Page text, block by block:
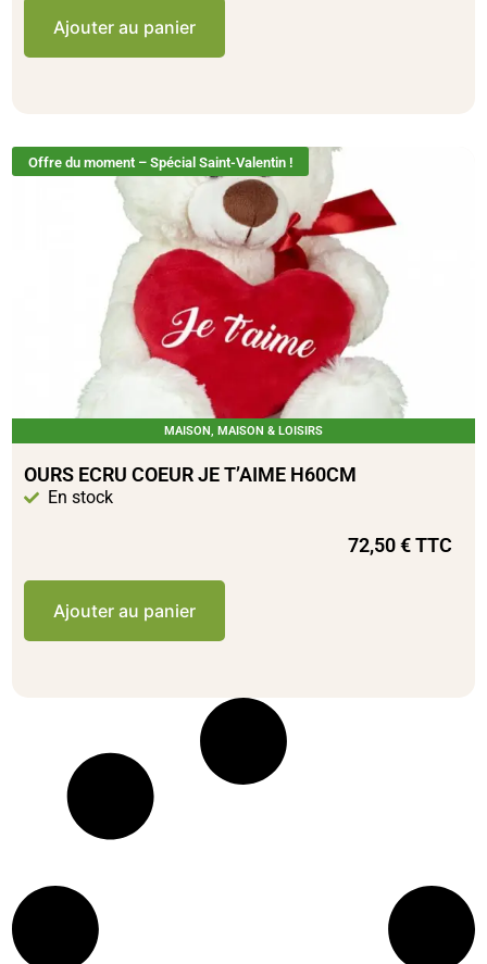
Ajouter au panier
Offre du moment – Spécial Saint-Valentin !
MAISON, MAISON & LOISIRS
OURS ECRU COEUR JE T’AIME H60CM
En stock
72,50€TTC
Ajouter au panier